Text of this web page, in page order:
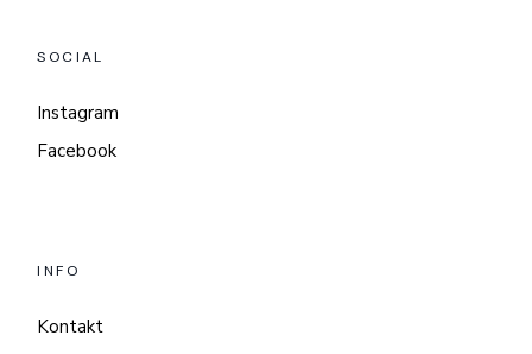
SOCIAL
Instagram
Facebook
INFO
Kontakt